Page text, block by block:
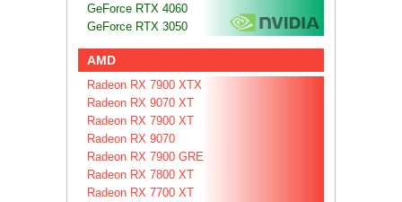
GeForce RTX 4060
GeForce RTX 3050
AMD
Radeon RX 7900 XTX
Radeon RX 9070 XT
Radeon RX 7900 XT
Radeon RX 9070
Radeon RX 7900 GRE
Radeon RX 7800 XT
Radeon RX 7700 XT